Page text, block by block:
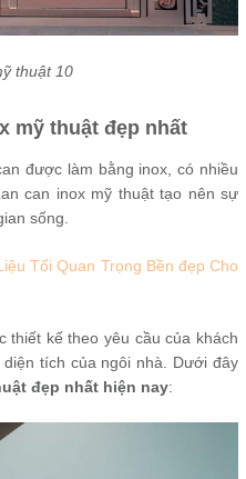
thuật 10
mỹ thuật đẹp nhất
được làm bằng inox, có nhiều
can inox mỹ thuật tạo nên sự
sống.
Tối Quan Trọng Bền đẹp Cho
thiết kế theo yêu cầu của khách
tích của ngôi nhà. Dưới đây
đẹp nhất hiện nay: